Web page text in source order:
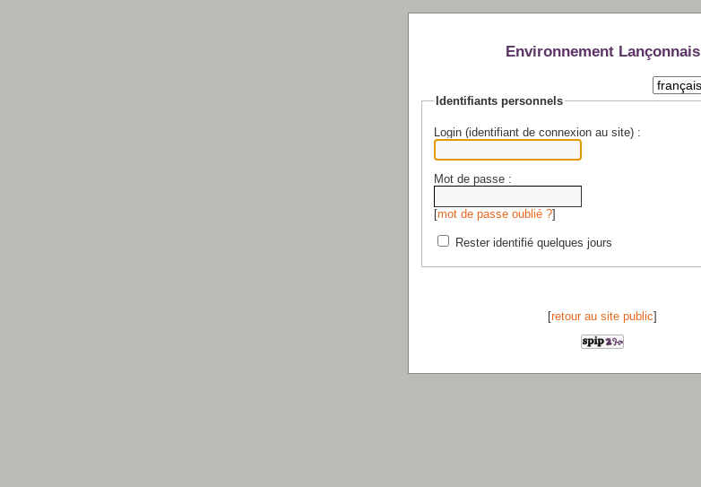
Environnement Lançonnais
Identifiants personnels
Login (identifiant de connexion au site) :
Mot de passe :
[mot de passe oublié ?]
Rester identifié quelques jours
[retour au site public]